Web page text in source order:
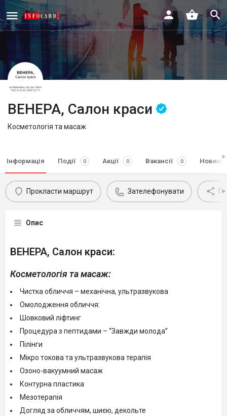
ВЕНЕРА, Салон краси
Косметологія та масаж
Інформація Події 0 Акції 0 Вакансії 0 Новини
Прокласти маршрут Зателефонувати
Опис
ВЕНЕРА, Салон краси:
Косметологія та масаж:
Чистка обличчя – механічна, ультразвукова
Омолодження обличчя:
Шовковий ліфтинг
Процедура з пептидами – “Завжди молода”
Пілінги
Мікро токова та ультразвукова терапія
Озоно-вакуумний масаж
Контурна пластика
Мезотерапія
Догляд за обличчям, шиєю, декольте